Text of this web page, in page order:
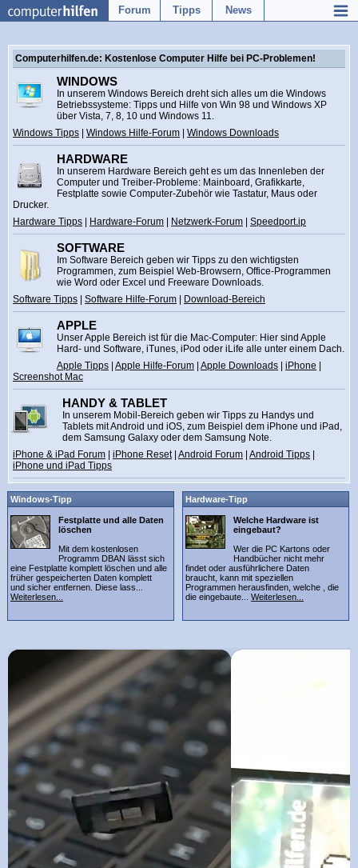
Forum Tipps News
Computerhilfen.de: Kostenlose Computer Hilfe bei PC-Problemen!
WINDOWS
In unserem Windows Bereich dreht sich alles um die Windows
Betriebssysteme: Tipps und Hilfe von Win 98 und Windows XP
über Vista, 7, 8, 10 und Windows 11.
Windows Tipps
Windows Hilfe-Forum Windows Downloads
HARDWARE
In unserem Hardware Bereich geht es um das Innenleben der
Computer und Treiber-Probleme: Mainboard, Grafikkarte,
Festplatte sowie Computer-Zubehör wie Tastatur, Maus oder
Drucker.
Hardware Tipps
Hardware-Forum Netzwerk-Forum Speedport.ip
SOFTWARE
Im Software Bereich geben wir Tipps zu den wichtigsten
Programmen, zum Beispiel Web-Browsern, Office-Programmen
wie Word oder Excel und Freeware Downloads.
Software Tipps
Software Hilfe-Forum Download-Bereich
APPLE
Unser Apple Bereich ist für die Mac-Computer: Hier sind Apple
Hard- und Software, iTunes, iPod oder iLife alle unter einem Dach.
Apple Tipps Apple Hilfe-Forum Apple Downloads iPhone
Screenshot Mac
HANDY & TABLET
In unserem Mobil-Bereich geben wir Tipps zu Handys und
Tablets mit Android und iOS, zum Beispiel dem iPhone und iPad,
dem Samsung Galaxy oder dem Samsung Note.
iPhone & iPad Forum
iPhone Reset| Android Forum Android Tipps
iPhone und iPad Tipps
Windows-Tipp
Festplatte und alle Daten
löschen
Mit dem kostenlosen
Programm DBAN lässt sich
eine Festplatte komplett löschen und alle
früher gespeicherten Daten komplett
und sicher entfernen. Diese lass...
Weiterlesen...
Hardware-Tipp
Welche Hardware ist
eingebaut?
Wer die PC Kartons oder
Handbücher nicht mehr
findet oder ausführlichere Daten
braucht, kann mit speziellen
Programmen herausfinden, welche , die
die eingebaute... Weiterlesen...